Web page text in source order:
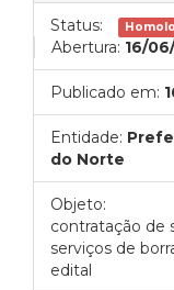
Status:
Abertura: 16/
Publicado em:
Entidade:
do Norte
Objeto:
contratação de
serviços de
edital